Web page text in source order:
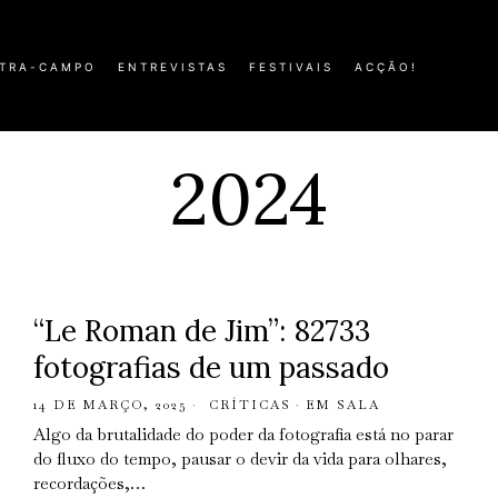
CAMPO ENTREVISTAS FESTIVAIS ACÇÃO!
2024
“Le Roman de Jim”: 82733
fotografias de um passado
14 DE MARÇO, 2025 CRÍTICAS · EM SALA
Algo da brutalidade do poder da fotografia está no parar
do fluxo do tempo, pausar o devir da vida para olhares,
recordações,…